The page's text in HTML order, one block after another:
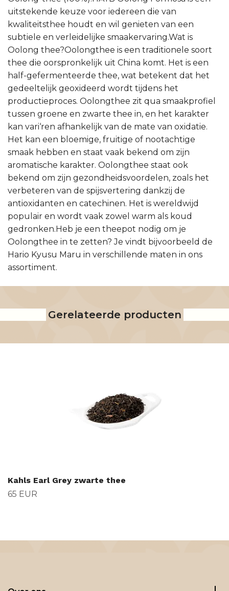
uitstekende keuze voor iedereen die van
kwaliteitsthee houdt en wil genieten van een
subtiele en verleidelijke smaakervaring.Wat is
Oolong thee?Oolongthee is een traditionele soort
thee die oorspronkelijk uit China komt. Het is een
half-gefermenteerde thee, wat betekent dat het
gedeeltelijk geoxideerd wordt tijdens het
productieproces. Oolongthee zit qua smaakprofiel
tussen groene en zwarte thee in, en het karakter
kan vari‘ren afhankelijk van de mate van oxidatie.
Het kan een bloemige, fruitige of nootachtige
smaak hebben en staat vaak bekend om zijn
aromatische karakter. Oolongthee staat ook
bekend om zijn gezondheidsvoordelen, zoals het
verbeteren van de spijsvertering dankzij de
antioxidanten en catechinen. Het is wereldwijd
populair en wordt vaak zowel warm als koud
gedronken.Heb je een theepot nodig om je
Oolongthee in te zetten? Je vindt bijvoorbeeld de
Hario Kyusu Maru in verschillende maten in ons
assortiment.
Gerelateerde producten
Kahls Earl Grey zwarte thee
65 EUR